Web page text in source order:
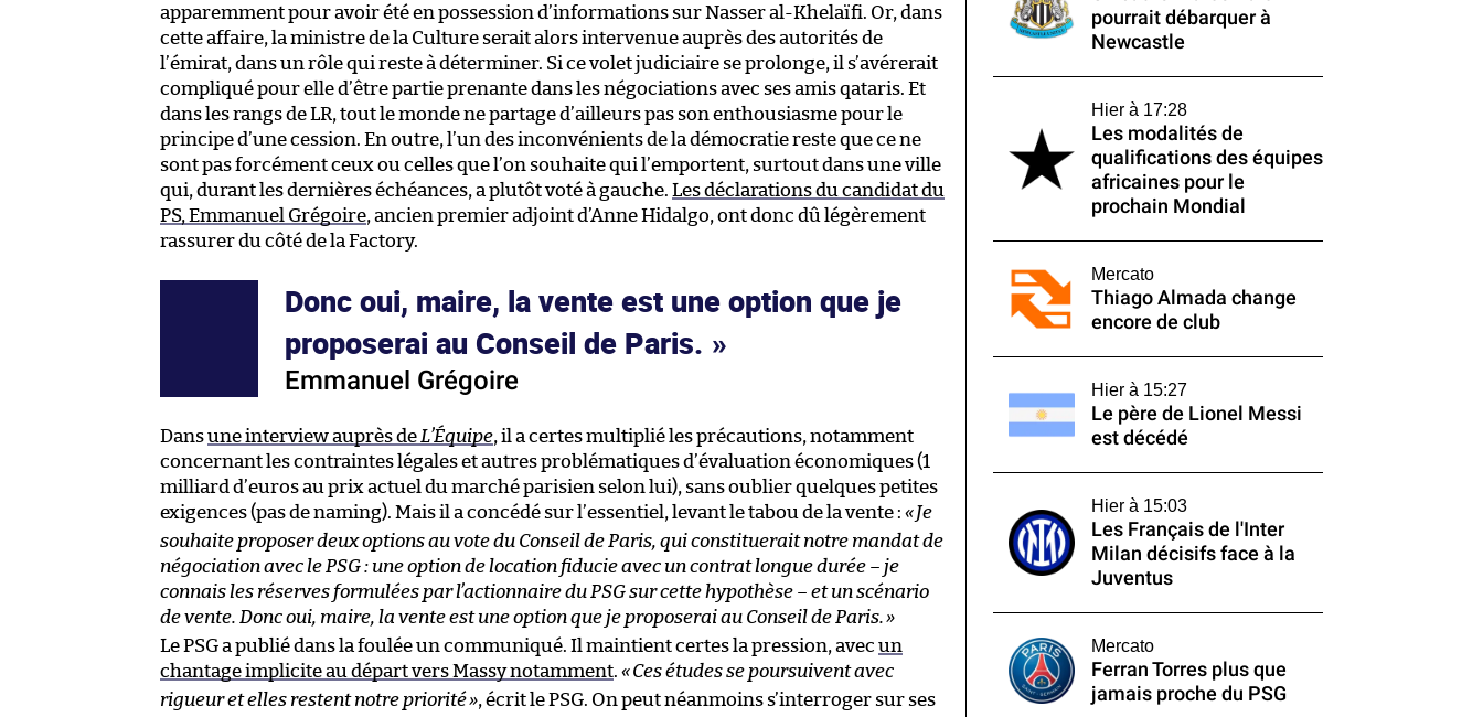
apparemment pour avoir été en possession d’informations sur Nasser al-Khelaïfi. Or, dans
cette affaire, la ministre de la Culture serait alors intervenue auprès des autorités de
l’émirat, dans un rôle qui reste à déterminer. Si ce volet judiciaire se prolonge, il s’avérerait
compliqué pour elle d’être partie prenante dans les négociations avec ses amis qataris. Et
dans les rangs de LR, tout le monde ne partage d’ailleurs pas son enthousiasme pour le
principe d’une cession. En outre, l’un des inconvénients de la démocratie reste que ce ne
sont pas forcément ceux ou celles que l’on souhaite qui l’emportent, surtout dans une ville
qui, durant les dernières échéances, a plutôt voté à gauche. Les déclarations du candidat du
PS, Emmanuel Grégoire, ancien premier adjoint d’Anne Hidalgo, ont donc dû légèrement
rassurer du côté de la Factory.
Donc oui, maire, la vente est une option que je
proposerai au Conseil de Paris.
Emmanuel Grégoire
Dansune interview auprès de L’Équipe, il a certes multiplié les précautions, notamment
concernant les contraintes légales et autres problématiques d’évaluation économiques (1
milliard d’euros au prix actuel du marché parisien selon lui), sans oublier quelques petites
exigences (pas de naming). Mais il a concédé sur l’essentiel, levant le tabou de la vente : «Je
souhaite proposer deux options au vote du Conseil de Paris, qui constituerait notre mandat de
négociation avec le PSG : une option de location fiducie avec un contrat longue durée – je
connais les réserves formulées par l’actionnaire du PSG sur cette hypothèse – et un scénario
de vente. Donc oui, maire, la vente est une option que je proposerai au Conseil de Paris.»
Le PSG a publié dans la foulée un communiqué. Il maintient certes la pression, avec un
chantage implicite au départ vers Massy notamment. «Ces études se poursuivent avec
rigueur et elles restent notre priorité», écrit le PSG. On peut néanmoins s’interroger sur ses
pourrait débarquer à
Newcastle
Hier à 17:28
Les modalités de
qualifications des équipes
africaines pour le
prochain Mondial
Mercato
Thiago Almada change
encore de club
Hier à 15:27
Le père de Lionel Messi
est décédé
Hier à 15:03
Les Français de l'Inter
Milan décisifs face à la
Juventus
Mercato
Ferran Torres plus que
jamais proche du PSG